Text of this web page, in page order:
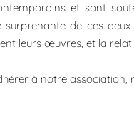
et sont
de ces
leurs œuvres, et la
à notre association,